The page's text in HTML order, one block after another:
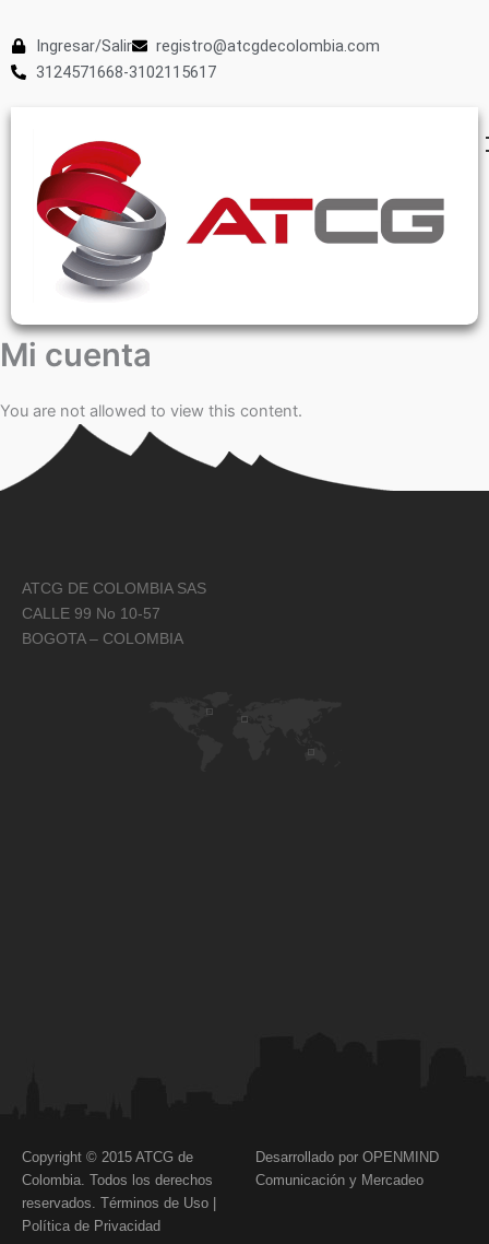
Ingresar/Salir
registro@atcgdecolombia.com
3124571668-3102115617
Mi cuenta
You are not allowed to view this content.
ATCG DE COLOMBIA SAS
CALLE 99 No 10-57
BOGOTA – COLOMBIA
Copyright © 2015 ATCG de
Colombia. Todos los derechos
reservados. Términos de Uso |
Política de Privacidad
Desarrollado por OPENMIND
Comunicación y Mercadeo